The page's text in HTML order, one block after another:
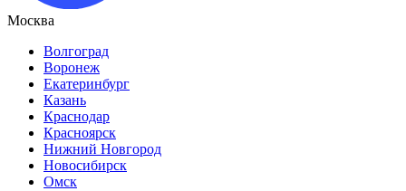
Москва
Волгоград
Воронеж
Екатеринбург
Казань
Краснодар
Красноярск
Нижний Новгород
Новосибирск
Омск